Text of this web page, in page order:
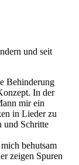
und seit
Behinderung
In der
mir ein
in Lieder zu
und Schritte
behutsam
zeigen Spuren